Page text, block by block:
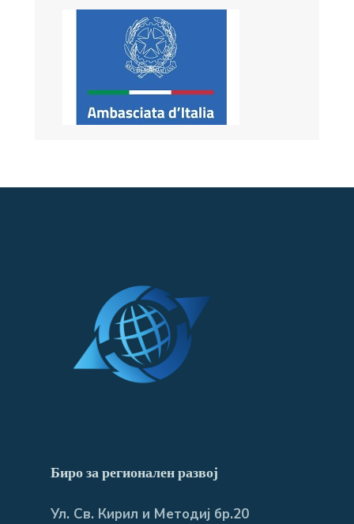
Биро за регионален развој
Ул. Св. Кирил и Методиј бр.20